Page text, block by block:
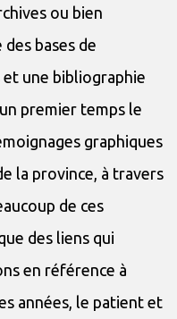
ou bien
bases de
et une bibliographie
premier temps le
graphiques
la province, à travers
de ces
des liens qui
en référence à
années, le patient et